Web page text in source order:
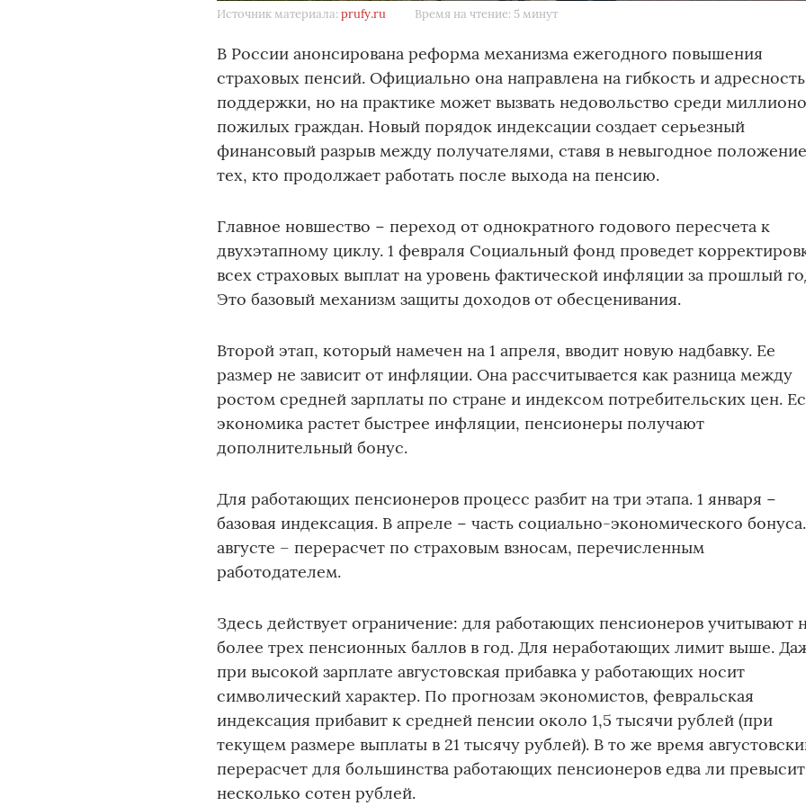
Источник материала:prufy.ru Время на чтение: 5 минут
В России анонсирована реформа механизма ежегодного повышения
страховых пенсий. Официально она направлена на гибкость и адресность
поддержки, но на практике может вызвать недовольство среди
пожилых граждан. Новый порядок индексации создает серьезный
финансовый разрыв между получателями, ставя в невыгодное положение
тех, кто продолжает работать после выхода на пенсию.
Главное новшество − переход от однократного годового пересчета к
двухэтапному циклу. 1 февраля Социальный фонд проведет
всех страховых выплат на уровень фактической инфляции за прошлый
Это базовый механизм защиты доходов от обесценивания.
Второй этап, который намечен на 1 апреля, вводит новую надбавку. Ее
размер не зависит от инфляции. Она рассчитывается как разница между
ростом средней зарплаты по стране и индексом потребительских цен.
экономика растет быстрее инфляции, пенсионеры получают
дополнительный бонус.
Для работающих пенсионеров процесс разбит на три этапа. 1 января −
базовая индексация. В апреле − часть социально-экономического
августе – перерасчет по страховым взносам, перечисленным
работодателем.
Здесь действует ограничение: для работающих пенсионеров учитывают
более трех пенсионных баллов в год. Для неработающих лимит выше.
при высокой зарплате августовская прибавка у работающих носит
символический характер. По прогнозам экономистов, февральская
индексация прибавит к средней пенсии около 1,5 тысячи рублей (при
текущем размере выплаты в 21 тысячу рублей). В то же время
перерасчет для большинства работающих пенсионеров едва ли превысит
несколько сотен рублей.